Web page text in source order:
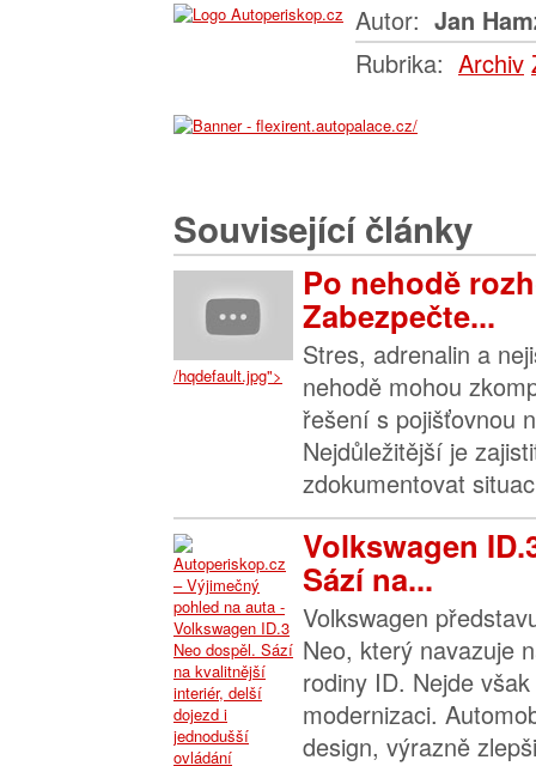
Autor: Jan
Rubrika: Archiv
Související články
/hqdefault.jpg">
Po nehodě
Zabezpečte...
Stres, adrenalin a
nehodě mohou
řešení s pojišťovnou
Nejdůležitější je
zdokumentovat
Volkswagen
Sází na...
Volkswagen
Neo, který navazuje
rodiny ID. Nejde
modernizaci.
design, výrazně